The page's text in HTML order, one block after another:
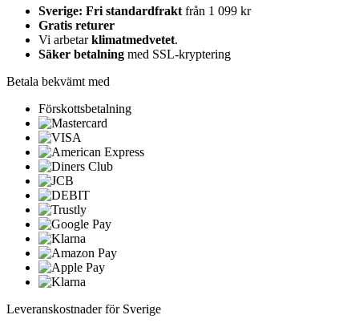
Sverige: Fri standardfraktfrån 1 099 kr
Gratis returer
Vi arbetarklimatmedvetet.
Säker betalning med SSL-kryptering
Betala bekvämt med
Förskottsbetalning
Leveranskostnader för Sverige